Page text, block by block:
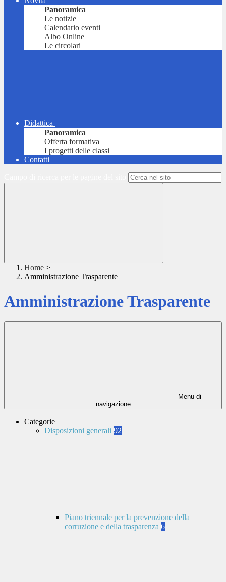
Panoramica
Le notizie
Calendario eventi
Albo Online
Le circolari
Didattica
Panoramica
Offerta formativa
I progetti delle classi
Contatti
Home >
Amministrazione Trasparente
Amministrazione Trasparente
Menu di
navigazione
Categorie
Disposizioni generali 92
Piano triennale per la prevenzione della
corruzione e della trasparenza 6